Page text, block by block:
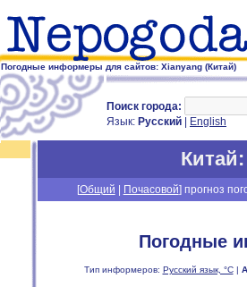
Погодные информеры для сайтов: Xianyang (Китай)
Поиск города:
Язык: Русский English
Китай
[Общий Почасовой] прогноз
Погодные
Тип информеров: Русский язык, °C|